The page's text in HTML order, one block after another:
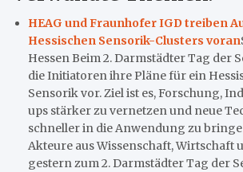
HEAG und Fraunhofer IGD treiben
Hessischen Sensorik-Clusters voran
Hessen Beim 2. Darmstädter Tag der
die Initiatoren ihre Pläne für ein
Sensorik vor. Ziel ist es, Forschung,
ups stärker zu vernetzen und neue
schneller in die Anwendung zu
Akteure aus Wissenschaft, Wirtschaft
gestern zum 2. Darmstädter Tag der